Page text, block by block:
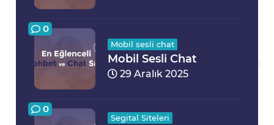
0
Mobil sesli chat
Mobil Sesli Chat
29 Aralık 2025
0
Segital Siteleri